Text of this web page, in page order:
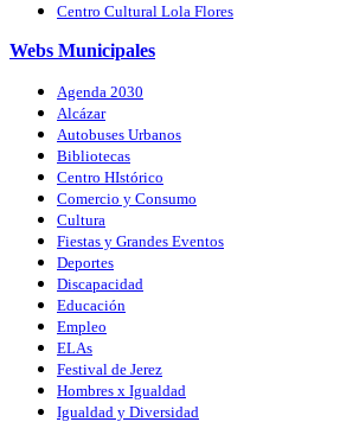
Centro Cultural Lola Flores
Webs Municipales
Agenda 2030
Alcázar
Autobuses Urbanos
Bibliotecas
Centro HIstórico
Comercio y Consumo
Cultura
Fiestas y Grandes Eventos
Deportes
Discapacidad
Educación
Empleo
ELAs
Festival de Jerez
Hombres x Igualdad
Igualdad y Diversidad